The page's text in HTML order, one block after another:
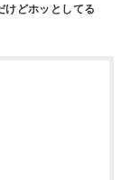
けどホッとしてる